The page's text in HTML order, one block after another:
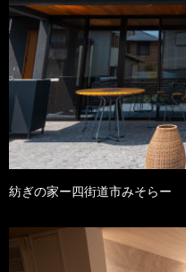
紡ぎの家ー四街道市みそらー